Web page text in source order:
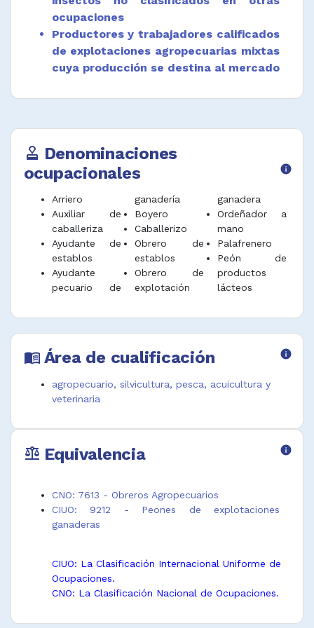
ocupaciones
Productores y trabajadores calificados
de explotaciones agropecuarias mixtas
cuya producción se destina al mercado
approval Denominaciones
ocupacionales
info
Arriero
Auxiliar de
caballeriza
Ayudante de
establos
Ayudante
pecuario de
ganadería
Boyero
Caballerizo
Obrero de
establos
Obrero de
explotación
ganadera
Ordeñador a
mano
Palafrenero
Peón de
productos
lácteos
menu_book Área de cualificación info
agropecuario, silvicultura, pesca, acuicultura y
veterinaria
balance Equivalencia info
CNO: 7613 - Obreros Agropecuarios
CIUO: 9212 - Peones de explotaciones
ganaderas
CIUO: La Clasificación Internacional Uniforme de
Ocupaciones.
CNO: La Clasificación Nacional de Ocupaciones.